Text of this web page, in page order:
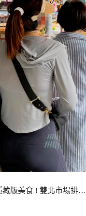
藏版美食 ! 雙北市場排…